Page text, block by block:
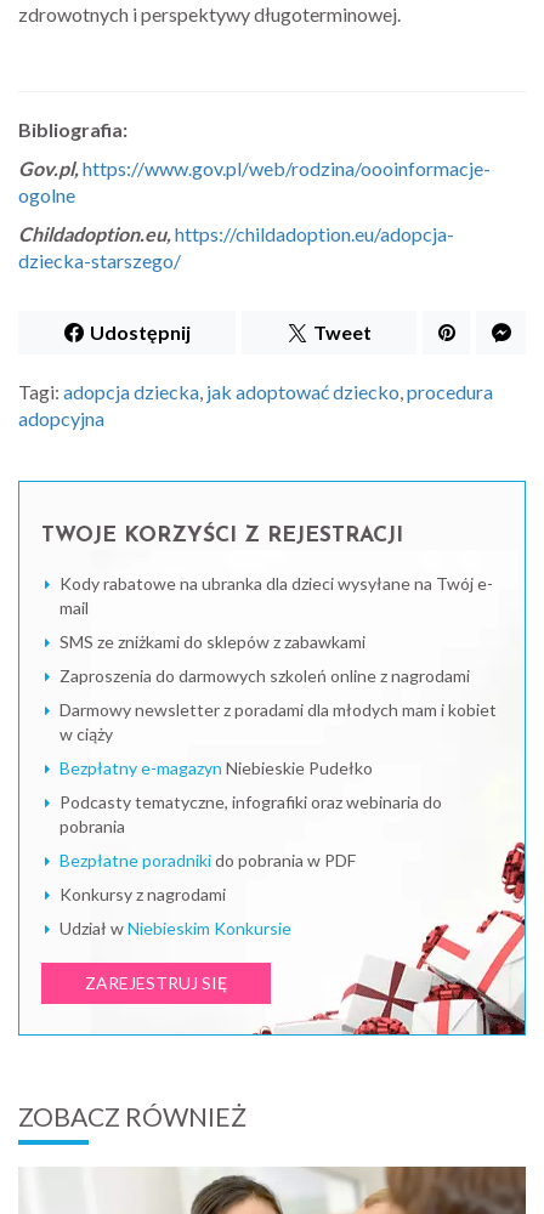
zdrowotnych i perspektywy długoterminowej.
Bibliografia:
Gov.pl,https://www.gov.pl/web/rodzina/oooinformacje-
ogolne
Childadoption.eu,https://childadoption.eu/adopcja-
dziecka-starszego/
Udostępnij Tweet
Tagi: adopcja dziecka, jak adoptować dziecko,procedura
adopcyjna
TWOJE KORZYŚCI Z REJESTRACJI
Kody rabatowe na ubranka dla dzieci wysyłane na Twój e-
mail
SMS ze zniżkami do sklepów z zabawkami
Zaproszenia do darmowych szkoleń online z nagrodami
Darmowy newsletter z poradami dla młodych mam i kobiet
w ciąży
Bezpłatny e-magazyn Niebieskie Pudełko
Podcasty tematyczne, infografiki oraz webinaria do
pobrania
Bezpłatne poradnikido pobrania w PDF
Konkursy z nagrodami
Udział wNiebieskim Konkursie
ZAREJESTRUJ SIĘ
ZOBACZ RÓWNIEŻ